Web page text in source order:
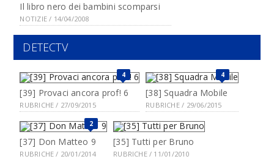
Il libro nero dei bambini scomparsi
NOTIZIE / 14/04/2008
DETECTV
4
[39] Provaci ancora prof! 6
RUBRICHE / 27/09/2015
4
[38] Squadra Mobile
RUBRICHE / 29/06/2015
2
[37] Don Matteo 9
RUBRICHE / 20/01/2014
[35] Tutti per Bruno
RUBRICHE / 11/01/2010